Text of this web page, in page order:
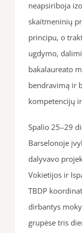
neapsiriboja
skaitmeninių
principu, o
ugdymo,
bakalaureato
bendravimą ir
kompetencijų
Spalio 25–29
Barselonoje
dalyvavo
Vokietijos ir
TBDP
dirbantys
grupėse tris